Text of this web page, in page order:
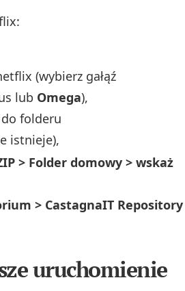
(wybierz gałąź
lub Omega),
folderu
istnieje),
> Folder domowy > wskaż
> CastagnaIT Repository
uruchomienie